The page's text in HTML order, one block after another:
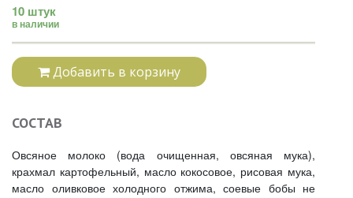
10 штук
в наличии
Добавить в корзину
СОСТАВ
Овсяное молоко (вода очищенная, овсяная мука),
крахмал картофельный, масло кокосовое, рисовая мука,
масло оливковое холодного отжима, соевые бобы не